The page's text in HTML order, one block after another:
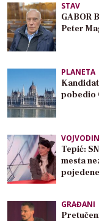
STAV
GABOR
Peter
PLANETA
pobedio
Tepić:
mesta
GRAĐANI